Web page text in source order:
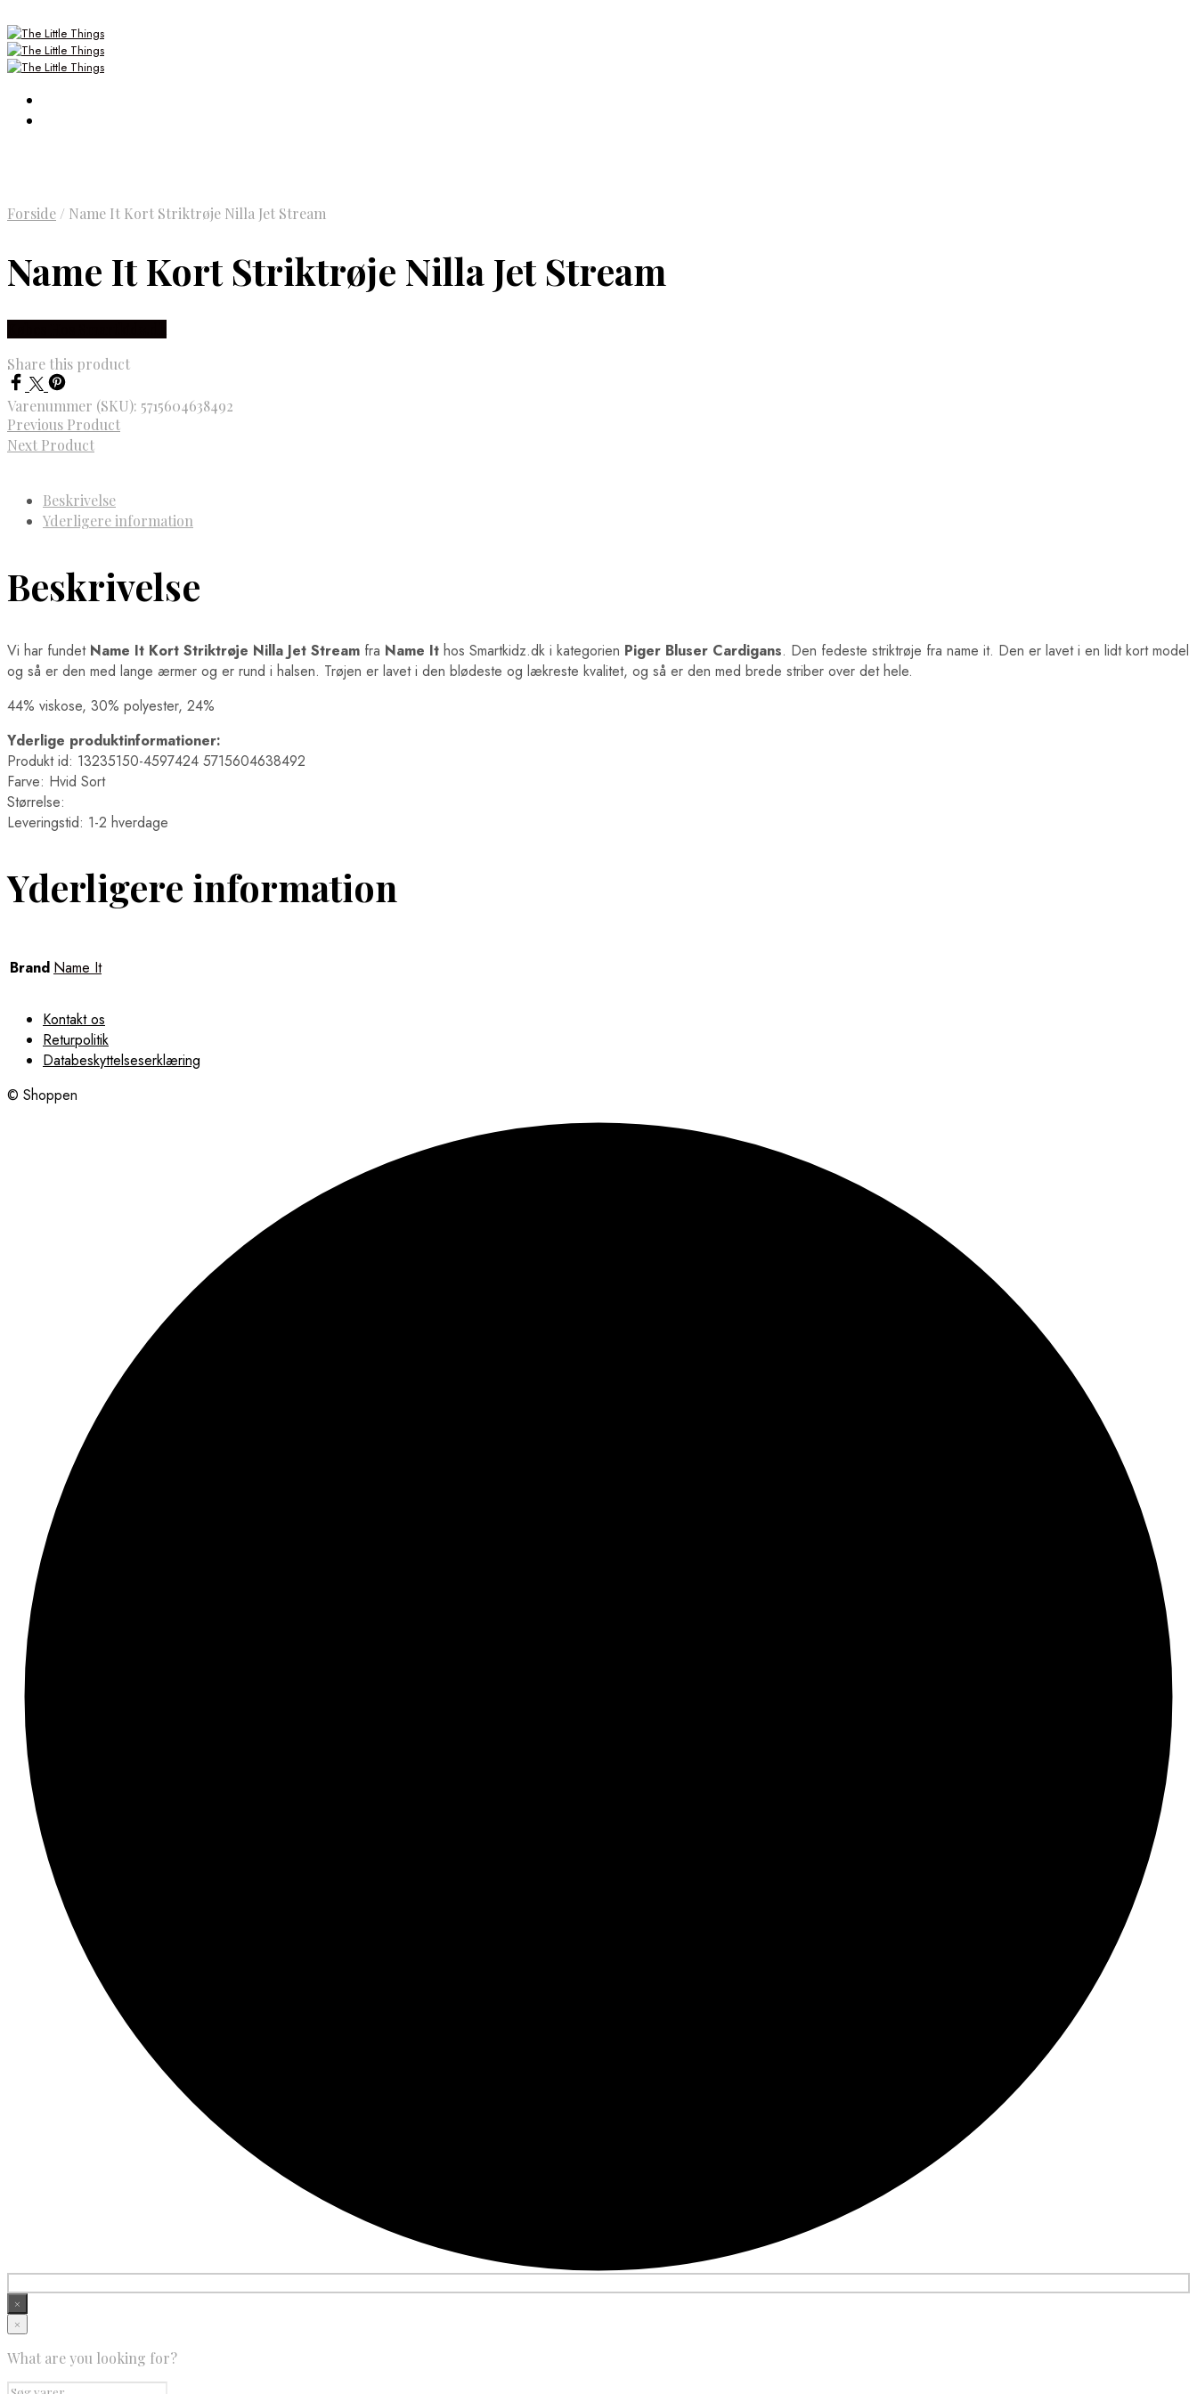
Forside / Name It Kort Striktrøje Nilla Jet Stream
Name It Kort Striktrøje Nilla Jet Stream
Share this product
Varenummer (SKU): 5715604638492
Previous Product
Next Product
Beskrivelse
Yderligere information
Beskrivelse
Vi har fundet Name It Kort Striktrøje Nilla Jet Stream fra Name It hos Smartkidz.dk i kategorien Piger Bluser Cardigans. Den fedeste striktrøje fra name it. Den er lavet i en lidt kort model
og så er den med lange ærmer og er rund i halsen. Trøjen er lavet i den blødeste og lækreste kvalitet, og så er den med brede striber over det hele.
44% viskose, 30% polyester, 24%
Yderlige produktinformationer:
Produkt id: 13235150-4597424 5715604638492
Farve: Hvid Sort
Størrelse:
Leveringstid: 1-2 hverdage
Yderligere information
Brand Name It
Kontakt os
Returpolitik
Databeskyttelseserklæring
© Shoppen
×
×
What are you looking for?